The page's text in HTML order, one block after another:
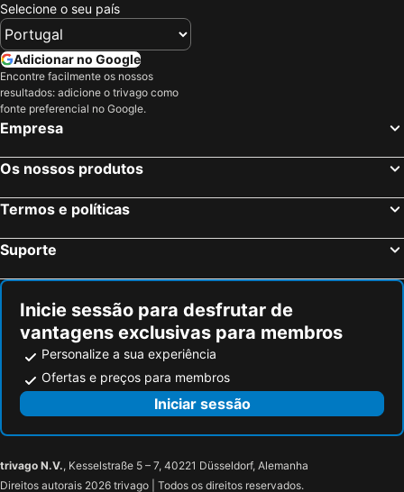
Selecione o seu país
Adicionar no Google
Encontre facilmente os nossos
resultados: adicione o trivago como
fonte preferencial no Google.
Empresa
Os nossos produtos
Termos e políticas
Suporte
Inicie sessão para desfrutar de
vantagens exclusivas para membros
Personalize a sua experiência
Ofertas e preços para membros
Iniciar sessão
trivago N.V., Kesselstraße 5 – 7, 40221 Düsseldorf, Alemanha
Direitos autorais 2026 trivago | Todos os direitos reservados.